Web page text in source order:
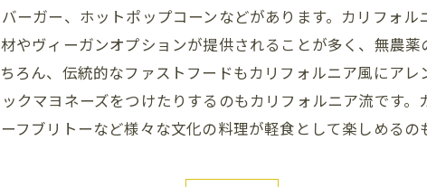
ーガー、ホットポップコーンなどがあります。カリフォ
やヴィーガンオプションが提供されることが多く、無農
ろん、伝統的なファストフードもカリフォルニア風にア
クマヨネーズをつけたりするのもカリフォルニア流です
フブリトーなど様々な文化の料理が軽食として楽しめるの